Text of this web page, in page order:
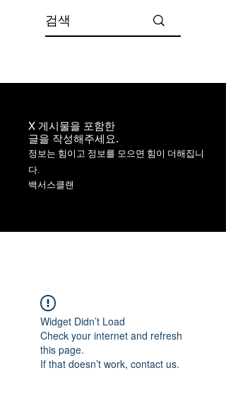
X 게시물을 포함한
​글을 작성해주세요.
정보는 힘이고 정보를 모으면 힘이 더해집니
다.
백서스클랜
Widget Didn’t Load
Check your internet and refresh
this page.
If that doesn’t work, contact us.